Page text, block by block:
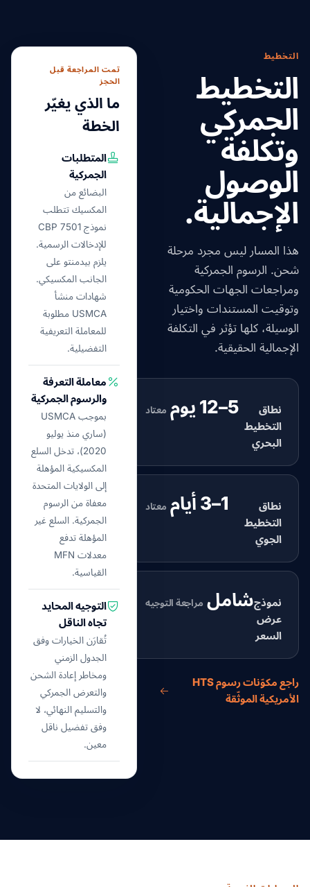
التخطيط
التخطيط
الجمركي
وتكلفة
الوصول
الإجمالية.
هذا المسار ليس مجرد مرحلة
شحن. الرسوم الجمركية
ومراجعات الجهات الحكومية
وتوقيت المستندات واختيار
الوسيلة، كلها تؤثر في التكلفة
الإجمالية الحقيقية.
نطاق
التخطيط
البحري
5–12 يوم معتاد
نطاق
التخطيط
الجوي
1–3 أيام معتاد
نموذج
عرض
السعر
شامل مراجعة التوجيه
راجع مكوّنات رسوم HTS
الأمريكية الموثّقة
تمت المراجعة قبل
الحجز
ما الذي يغيّر
الخطة
المتطلبات
الجمركية
البضائع من
المكسيك تتطلب
نموذج CBP 7501
للإدخالات الرسمية.
يلزم بيدمنتو على
الجانب المكسيكي.
شهادات منشأ
USMCA مطلوبة
للمعاملة التعريفية
التفضيلية.
معاملة التعرفة
والرسوم الجمركية
بموجب USMCA
(ساري منذ يوليو
2020)، تدخل السلع
المكسيكية المؤهلة
إلى الولايات المتحدة
معفاة من الرسوم
الجمركية. السلع غير
المؤهلة تدفع
معدلات MFN
القياسية.
التوجيه المحايد
تجاه الناقل
تُقارَن الخيارات وفق
الجدول الزمني
ومخاطر إعادة الشحن
والتعرض الجمركي
والتسليم النهائي، لا
وفق تفضيل ناقل
معين.